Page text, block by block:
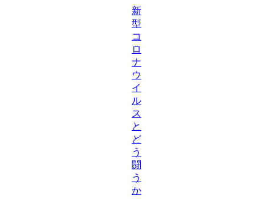
新
型
コ
ロ
ナ
ウ
イ
ル
ス
と
ど
う
闘
う
か